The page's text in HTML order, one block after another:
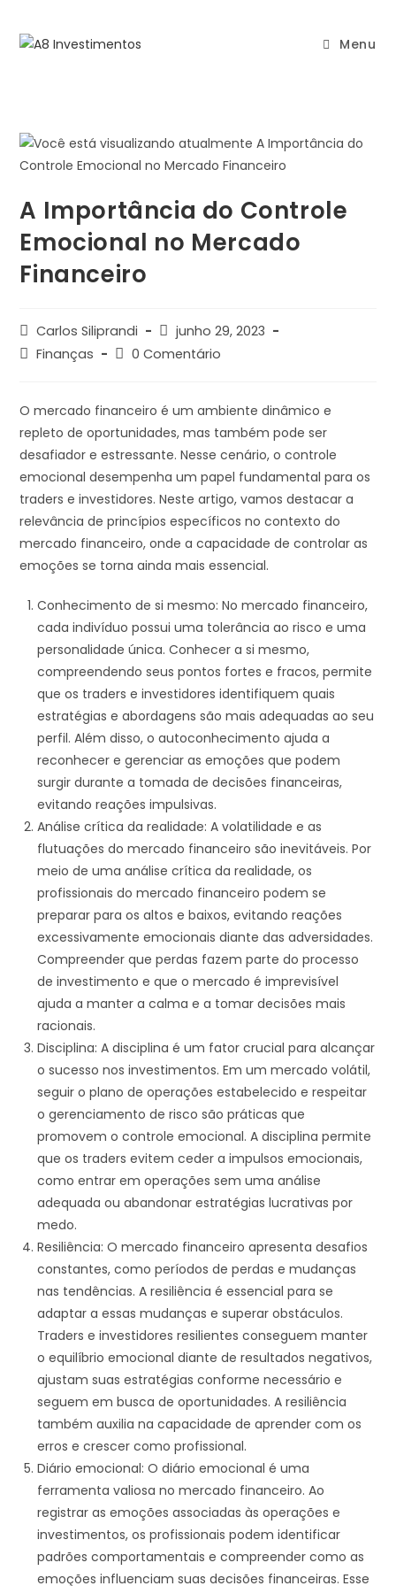
Menu
A Importância do Controle
Emocional no Mercado
Financeiro
Carlos Siliprandi
junho 29, 2023
Finanças
0 Comentário
O mercado financeiro é um ambiente dinâmico e
repleto de oportunidades, mas também pode ser
desafiador e estressante. Nesse cenário, o controle
emocional desempenha um papel fundamental para os
traders e investidores. Neste artigo, vamos destacar a
relevância de princípios específicos no contexto do
mercado financeiro, onde a capacidade de controlar as
emoções se torna ainda mais essencial.
Conhecimento de si mesmo: No mercado financeiro,
cada indivíduo possui uma tolerância ao risco e uma
personalidade única. Conhecer a si mesmo,
compreendendo seus pontos fortes e fracos, permite
que os traders e investidores identifiquem quais
estratégias e abordagens são mais adequadas ao seu
perfil. Além disso, o autoconhecimento ajuda a
reconhecer e gerenciar as emoções que podem
surgir durante a tomada de decisões financeiras,
evitando reações impulsivas.
Análise crítica da realidade: A volatilidade e as
flutuações do mercado financeiro são inevitáveis. Por
meio de uma análise crítica da realidade, os
profissionais do mercado financeiro podem se
preparar para os altos e baixos, evitando reações
excessivamente emocionais diante das adversidades.
Compreender que perdas fazem parte do processo
de investimento e que o mercado é imprevisível
ajuda a manter a calma e a tomar decisões mais
racionais.
Disciplina: A disciplina é um fator crucial para alcançar
o sucesso nos investimentos. Em um mercado volátil,
seguir o plano de operações estabelecido e respeitar
o gerenciamento de risco são práticas que
promovem o controle emocional. A disciplina permite
que os traders evitem ceder a impulsos emocionais,
como entrar em operações sem uma análise
adequada ou abandonar estratégias lucrativas por
medo.
Resiliência: O mercado financeiro apresenta desafios
constantes, como períodos de perdas e mudanças
nas tendências. A resiliência é essencial para se
adaptar a essas mudanças e superar obstáculos.
Traders e investidores resilientes conseguem manter
o equilíbrio emocional diante de resultados negativos,
ajustam suas estratégias conforme necessário e
seguem em busca de oportunidades. A resiliência
também auxilia na capacidade de aprender com os
erros e crescer como profissional.
Diário emocional: O diário emocional é uma
ferramenta valiosa no mercado financeiro. Ao
registrar as emoções associadas às operações e
investimentos, os profissionais podem identificar
padrões comportamentais e compreender como as
emoções influenciam suas decisões financeiras. Esse